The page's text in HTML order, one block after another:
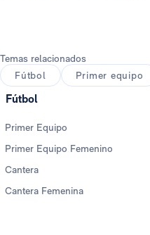
Temas relacionados
Fútbol
Primer equipo
Fútbol
Primer Equipo
Primer Equipo Femenino
Cantera
Cantera Femenina